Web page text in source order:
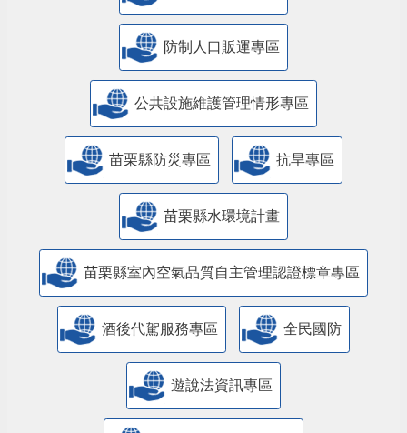
防制人口販運專區
​公共設施維護管理情形專區
苗栗縣防災專區 抗旱專區
苗栗縣水環境計畫
苗栗縣室內空氣品質自主管理認證標章專區
酒後代駕服務專區 全民國防
遊說法資訊專區